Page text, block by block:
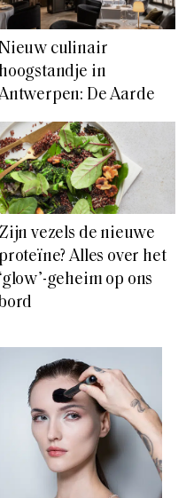
culinair
hoogstandje in
De Aarde
Zijn vezels de nieuwe
proteïne? Alles over het
‘glow’-geheim op ons
bord